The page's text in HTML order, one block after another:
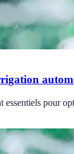
essentiels pour